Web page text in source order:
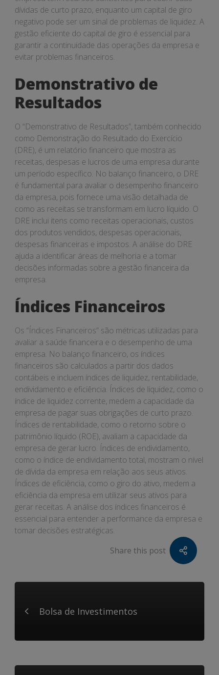
dívidas de curto prazo, enquanto um capital de giro
negativo pode ser um sinal de problemas de liquidez. A
gestão eficiente do capital de giro é essencial para
garantir a continuidade das operações da empresa e
evitar problemas financeiros.
Demonstrativo de
Resultados
O “Demonstrativo de Resultados”, também conhecido
como Demonstração do Resultado do Exercício
(DRE), é um relatório financeiro que mostra as
receitas, despesas e lucros de uma empresa durante
um período específico. No balanço financeiro, o DRE
é fundamental para avaliar o desempenho financeiro
da empresa, pois fornece uma visão detalhada de
como as receitas se transformam em lucro líquido. O
DRE inclui itens como receitas operacionais, custos
dos produtos vendidos, despesas operacionais,
despesas financeiras e impostos. A análise do DRE
ajuda a identificar áreas de melhoria e a tomar
decisões informadas sobre a gestão financeira da
empresa.
Índices Financeiros
Os “Índices Financeiros” são métricas utilizadas para
avaliar a saúde financeira e o desempenho de uma
empresa. No balanço financeiro, os índices
financeiros são calculados a partir dos dados
contábeis e incluem índices de liquidez, rentabilidade,
endividamento e eficiência. Índices de liquidez, como o
índice de liquidez corrente, medem a capacidade da
empresa de pagar suas obrigações de curto prazo.
Índices de rentabilidade, como o retorno sobre o
patrimônio líquido (ROE), avaliam a capacidade da
empresa de gerar lucro. Índices de endividamento,
como o índice de endividamento total, mostram o nível
de dívida da empresa em relação aos seus ativos.
Índices de eficiência, como o giro do ativo, medem a
eficiência da empresa em utilizar seus ativos para
gerar receitas. A análise dos índices financeiros é
essencial para entender a performance da empresa e
tomar decisões estratégicas.
Share this post
Bolsa de Investimentos